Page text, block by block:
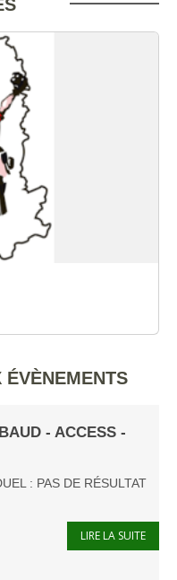
ÉVÈNEMENTS
- ACCESS -
: PAS DE RÉSULTAT
LIRE LA SUITE